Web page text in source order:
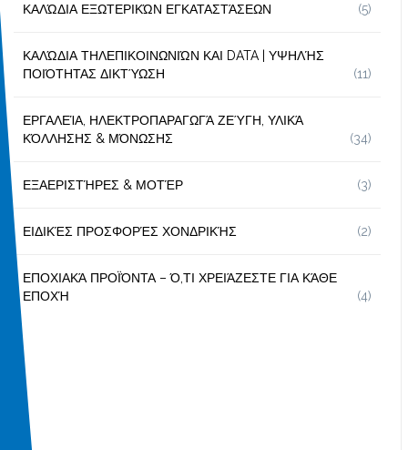
ΚΑΛΏΔΙΑ ΕΞΩΤΕΡΙΚΏΝ ΕΓΚΑΤΑΣΤΆΣΕΩΝ (5)
ΚΑΛΏΔΙΑ ΤΗΛΕΠΙΚΟΙΝΩΝΙΏΝ ΚΑΙ DATA | ΥΨΗΛΉΣ
ΠΟΙΌΤΗΤΑΣ ΔΙΚΤΎΩΣΗ
(11)
ΕΡΓΑΛΕΊΑ, ΗΛΕΚΤΡΟΠΑΡΑΓΩΓΆ ΖΕΎΓΗ, ΥΛΙΚΆ
ΚΌΛΛΗΣΗΣ & ΜΌΝΩΣΗΣ
(34)
ΕΞΑΕΡΙΣΤΉΡΕΣ & ΜΟΤΈΡ (3)
ΕΙΔΙΚΈΣ ΠΡΟΣΦΟΡΈΣ ΧΟΝΔΡΙΚΉΣ (2)
ΕΠΟΧΙΑΚΆ ΠΡΟΪΌΝΤΑ – Ό,ΤΙ ΧΡΕΙΆΖΕΣΤΕ ΓΙΑ ΚΆΘΕ
ΕΠΟΧΉ
(4)